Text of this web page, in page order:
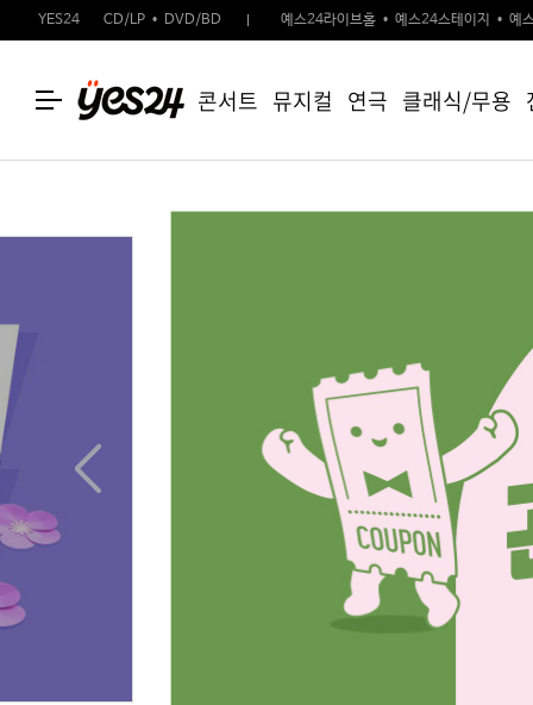
YES24 CD/LP DVD/BD 예스24라이브홀 예스24스테이지 예
콘서트 뮤지컬 연극 클래식/무용